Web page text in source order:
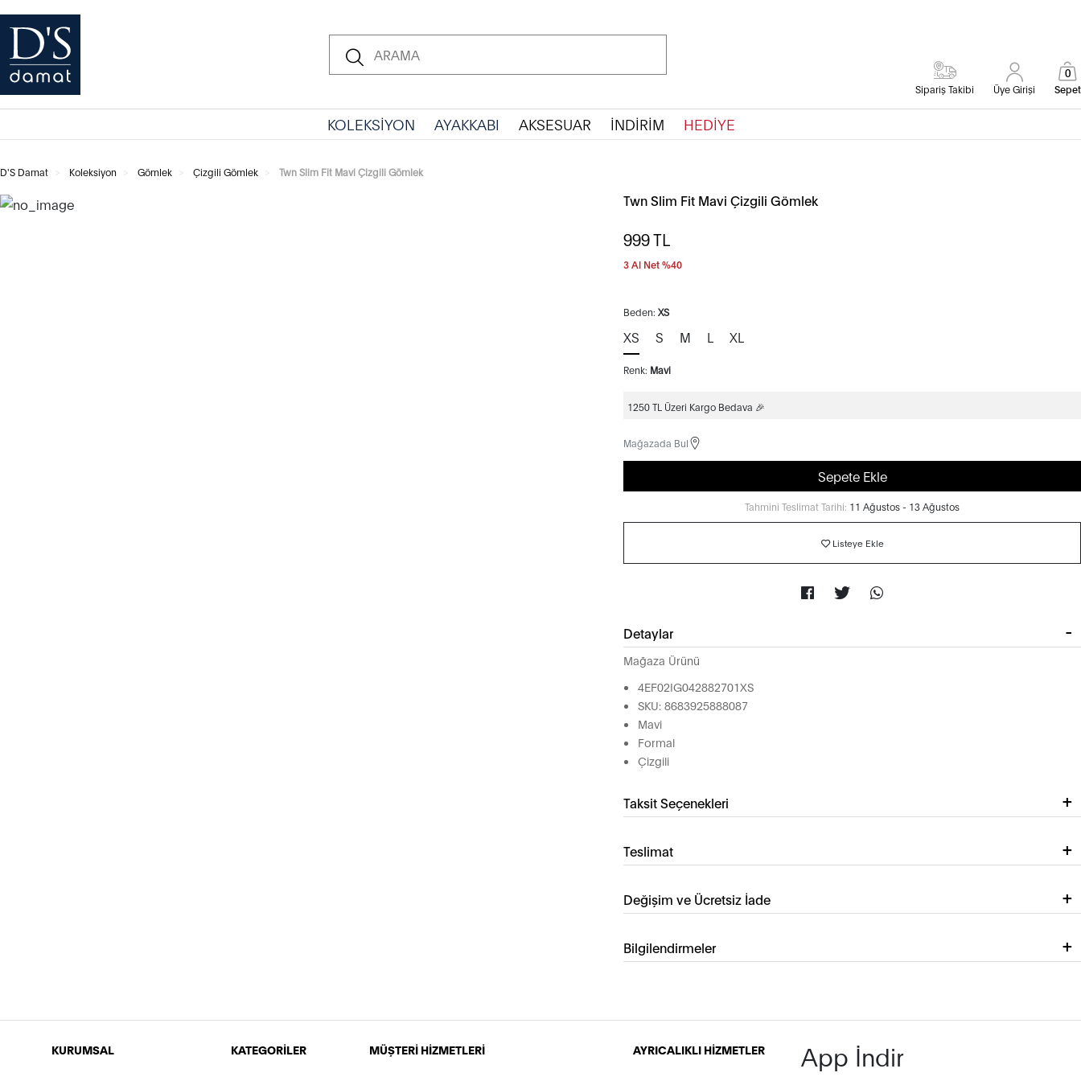
Sipariş Takibi Üye Girişi Sepet
0
KOLEKSİYON AYAKKABI AKSESUAR İNDİRİM HEDİYE
D'S Damat Koleksiyon Gömlek Çizgili Gömlek Twn Slim Fit Mavi Çizgili Gömlek
Twn Slim Fit Mavi Çizgili Gömlek
999TL
3 Al Net %40
Beden: XS
XS S M L XL
Renk: Mavi
1250 TL Üzeri Kargo Bedava 🎉
Mağazada Bul
Sepete Ekle
Tahmini Teslimat Tarihi: 11 Ağustos - 13 Ağustos
Listeye Ekle
Detaylar
Mağaza Ürünü
4EF02IG042882701XS
SKU: 8683925888087
Mavi
Formal
Çizgili
Taksit Seçenekleri
Teslimat
Değişim ve Ücretsiz İade
Bilgilendirmeler
KURUMSAL KATEGORİLER MÜŞTERİ HİZMETLERİ AYRICALIKLI HİZMETLER App İndir